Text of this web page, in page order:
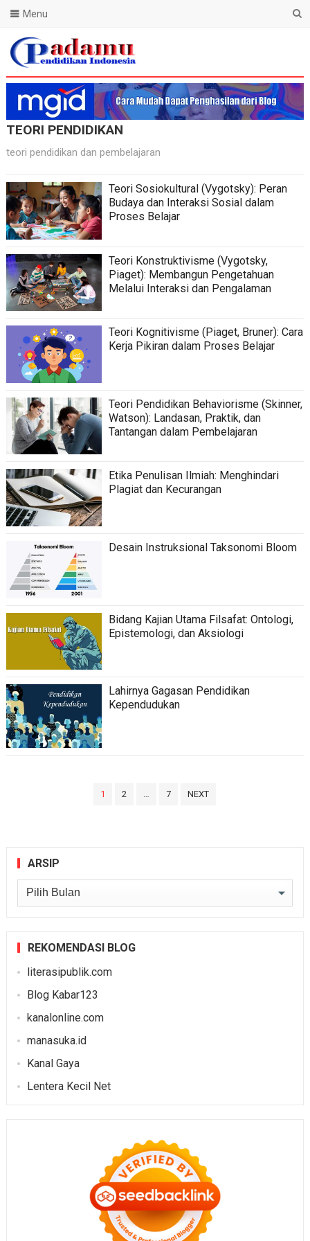
Blog Padamu
Menu
TEORI PENDIDIKAN
teori pendidikan dan pembelajaran
Teori Sosiokultural (Vygotsky): Peran
Budaya dan Interaksi Sosial dalam
Proses Belajar
Teori Konstruktivisme (Vygotsky,
Piaget): Membangun Pengetahuan
Melalui Interaksi dan Pengalaman
Teori Kognitivisme (Piaget, Bruner): Cara
Kerja Pikiran dalam Proses Belajar
Teori Pendidikan Behaviorisme (Skinner,
Watson): Landasan, Praktik, dan
Tantangan dalam Pembelajaran
Etika Penulisan Ilmiah: Menghindari
Plagiat dan Kecurangan
Desain Instruksional Taksonomi Bloom
Bidang Kajian Utama Filsafat: Ontologi,
Epistemologi, dan Aksiologi
Lahirnya Gagasan Pendidikan
Kependudukan
1 2 7 NEXT
ARSIP
Arsip
REKOMENDASI BLOG
literasipublik.com
Blog Kabar123
kanalonline.com
manasuka.id
Kanal Gaya
Lentera Kecil Net